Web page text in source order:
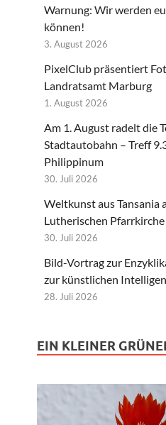
Warnung: Wir werden
können!
3. August 2026
PixelClub präsentiert
Landratsamt Marburg
1. August 2026
Am 1. August radelt die
Stadtautobahn – Treff
Philippinum
30. Juli 2026
Weltkunst aus Tansania
Lutherischen Pfarrkirche
30. Juli 2026
Bild-Vortrag zur
zur künstlichen
28. Juli 2026
EIN KLEINER